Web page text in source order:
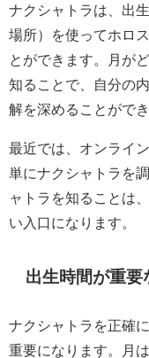
ナクシャトラは、出
場所）を使ってホロ
とができます。月が
知ることで、自分の
解を深めることができ
最近では、オンライ
単にナクシャトラを
ャトラを知ることは
い入口になります。
出生時間が重要
ナクシャトラを正確
重要になります。月